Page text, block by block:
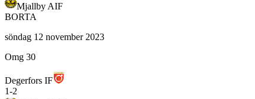
Mjallby AIF
BORTA
söndag 12 november 2023
Omg 30
Degerfors IF
1-2